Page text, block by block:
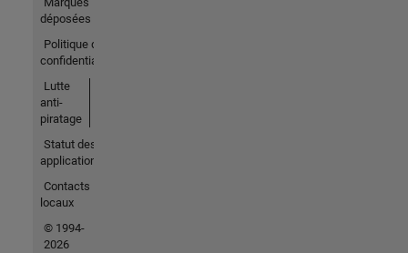
déposées
Politique de
confidentialité
Lutte
anti-
piratage
Statut des
applications
Contacts
locaux
© 1994-
2026